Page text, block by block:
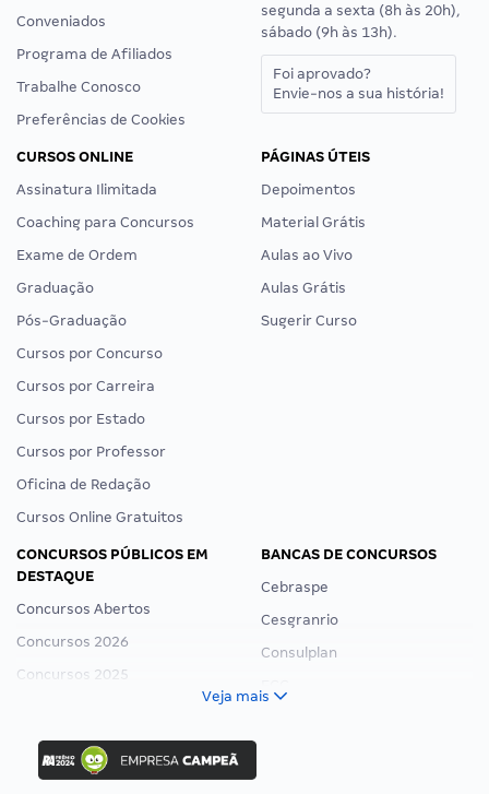
Conveniados
Programa de Afiliados
Trabalhe Conosco
Preferências de Cookies
segunda a sexta (8h às 20h),
sábado (9h às 13h).
Foi aprovado?
Envie-nos a sua história!
CURSOS ONLINE
Assinatura Ilimitada
Coaching para Concursos
Exame de Ordem
Graduação
Pós-Graduação
Cursos por Concurso
Cursos por Carreira
Cursos por Estado
Cursos por Professor
Oficina de Redação
Cursos Online Gratuitos
PÁGINAS ÚTEIS
Depoimentos
Material Grátis
Aulas ao Vivo
Aulas Grátis
Sugerir Curso
CONCURSOS PÚBLICOS EM
DESTAQUE
Concursos Abertos
Concursos 2026
Concursos 2025
Concurso Ibama
Concurso MPU
BANCAS DE CONCURSOS
Cebraspe
Cesgranrio
Consulplan
Veja mais